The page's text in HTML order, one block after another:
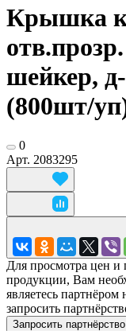
Крышка
шейкер,
(800шт/
0
Арт. 2083295
Для просмотра цен и
продукции, Вам
являетесь
запросить
Запросить партнёрство